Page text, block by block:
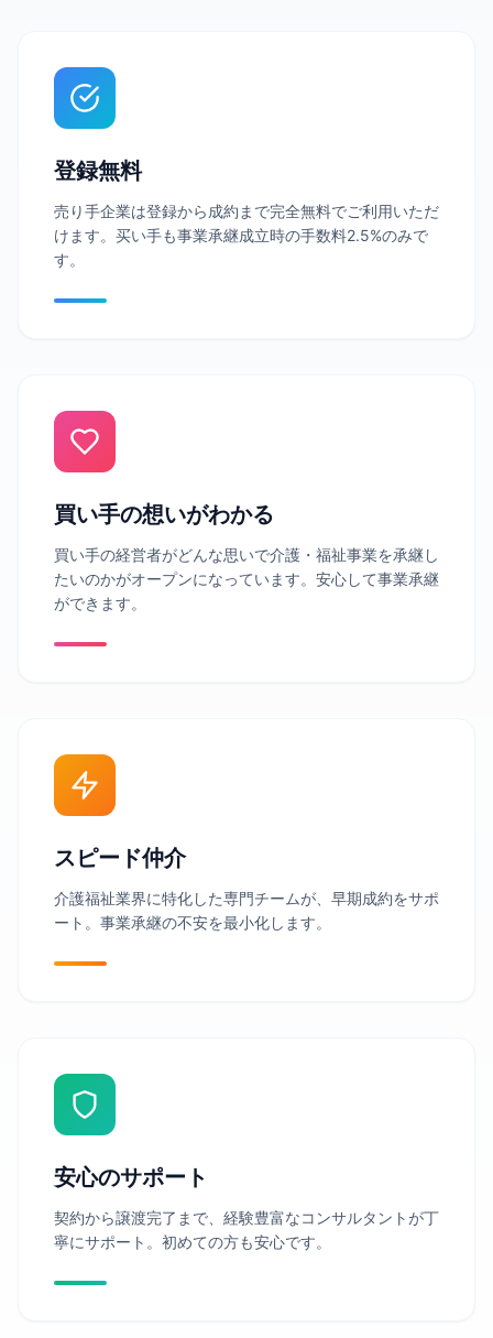
登録無料
売り手企業は登録から成約まで完全無料でご利用いただ
けます。买い手も事業承継成立時の手数料2.5%のみで
す。
買い手の想いがわかる
買い手の経営者がどんな思いで介護・福祉事業を承継し
たいのかがオープンになっています。安心して事業承継
ができます。
スピード仲介
介護福祉業界に特化した専門チームが、早期成約をサポ
ート。事業承継の不安を最小化します。
安心のサポート
契約から譲渡完了まで、経験豊富なコンサルタントが丁
寧にサポート。初めての方も安心です。